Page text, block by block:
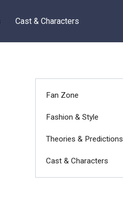
Cast & Characters
Fan Zone
Fashion & Style
Theories & Predictions
Cast & Characters